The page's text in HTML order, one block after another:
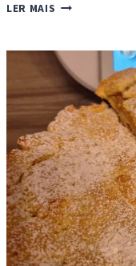
LER MAIS GALETTE
À
LA
FRANGIPANE